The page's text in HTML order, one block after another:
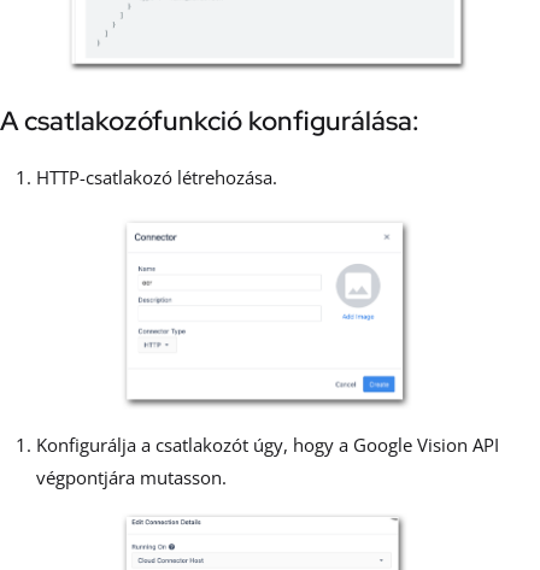
A csatlakozófunkció konfigurálása:
HTTP-csatlakozó létrehozása.
Konfigurálja a csatlakozót úgy, hogy a Google Vision API
végpontjára mutasson.